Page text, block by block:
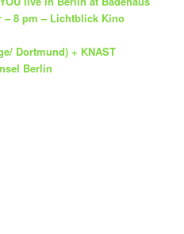
– 8 pm – Lichtblick Kino
Dortmund) + KNAST
Berlin